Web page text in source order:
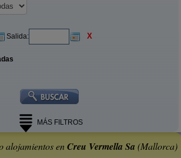
Salida: X
MÁS FILTROS
alojamientos enCreu Vermella Sa (Mallorca)